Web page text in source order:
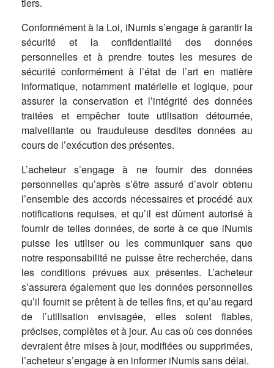
Conformément à la Loi, iNumis s’engage à garantir la
sécurité et la confidentialité des données
personnelles et à prendre toutes les mesures de
sécurité conformément à l’état de l’art en matière
informatique, notamment matérielle et logique, pour
assurer la conservation et l’intégrité des données
traitées et empêcher toute utilisation détournée,
malveillante ou frauduleuse desdites données au
cours de l’exécution des présentes.
L’acheteur s’engage à ne fournir des données
personnelles qu’après s’être assuré d’avoir obtenu
l’ensemble des accords nécessaires et procédé aux
notifications requises, et qu’il est dûment autorisé à
fournir de telles données, de sorte à ce que iNumis
puisse les utiliser ou les communiquer sans que
notre responsabilité ne puisse être recherchée, dans
les conditions prévues aux présentes. L’acheteur
s’assurera également que les données personnelles
qu’il fournit se prêtent à de telles fins, et qu’au regard
de l’utilisation envisagée, elles soient fiables,
précises, complètes et à jour. Au cas où ces données
devraient être mises à jour, modifiées ou supprimées,
l’acheteur s’engage à en informer iNumis sans délai.